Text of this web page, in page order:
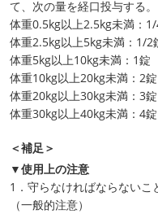
て、次の量を経口投与する。
体重0.5kg以上2.5kg未満：
体重2.5kg以上5kg未満：1/2
体重5kg以上10kg未満：1錠
体重10kg以上20kg未満：2錠
体重20kg以上30kg未満：3錠
体重30kg以上40kg未満：4錠
＜補足＞
▼使用上の注意
1．守らなければならないこ
（一般的注意）